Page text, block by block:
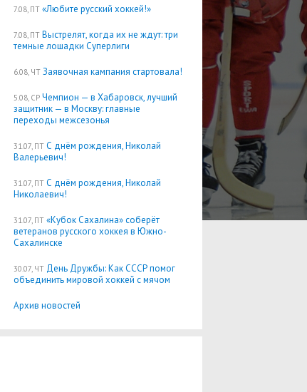
7.08, ПТ «Любите русский хоккей!»
7.08, ПТ Выстрелят, когда их не ждут: три
темные лошадки Суперлиги
6.08, ЧТ Заявочная кампания стартовала!
5.08, СР Чемпион — в Хабаровск, лучший
защитник — в Москву: главные
переходы межсезонья
31.07, ПТ С днём рождения, Николай
Валерьевич!
31.07, ПТ С днём рождения, Николай
Николаевич!
31.07, ПТ «Кубок Сахалина» соберёт
ветеранов русского хоккея в Южно-
Сахалинске
30.07, ЧТ День Дружбы: Как СССР помог
объединить мировой хоккей с мячом
Архив новостей